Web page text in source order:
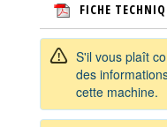
FICHE
S'il vous plaît
des
cette machine.